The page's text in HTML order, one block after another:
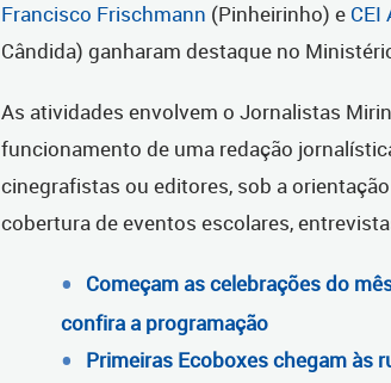
Francisco Frischmann (Pinheirinho) e CEI
Cândida) ganharam destaque no
As atividades envolvem o Jornalistas
funcionamento de uma redação
cinegrafistas ou editores, sob a
cobertura de eventos escolares,
Começam as celebrações do
confira a programação
Primeiras Ecoboxes chegam às